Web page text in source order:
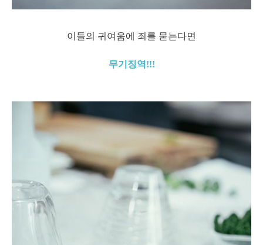
이들의 귀여움에 죄를 묻는다면
무기징역!!!